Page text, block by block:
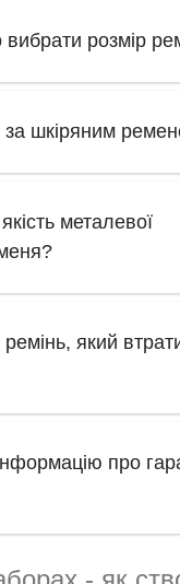
розмір
за шкіряним
металевої
який
про